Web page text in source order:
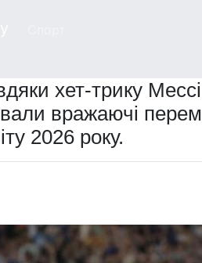
хет-трику
вражаючі
2026 року.